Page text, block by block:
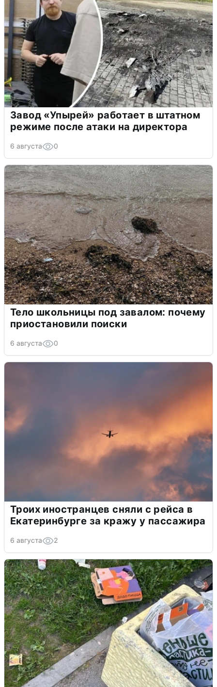
Завод «Упырей» работает в штатном
режиме после атаки на директора
6 августа 0
Тело школьницы под завалом: почему
приостановили поиски
6 августа 0
Троих иностранцев сняли с рейса в
Екатеринбурге за кражу у пассажира
6 августа 2